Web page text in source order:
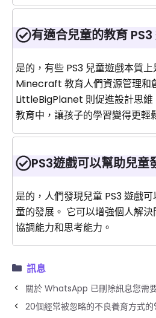
有適合兒童的教育 PS3
是的，有些 PS3 兒童遊戲本質
Minecraft 教育人們資源管理和
LittleBigPlanet 則促進設計思維
教育中，讓孩子的學習變得更輕
PS3遊戲可以幫助兒童
是的，人們發現兒童 PS3 遊戲
童的發展。 它可以增強個人解
協調能力和思考能力。
訊息
關於 WhatsApp 已刪除訊息您需
20個經常被忽略的不良養育方式